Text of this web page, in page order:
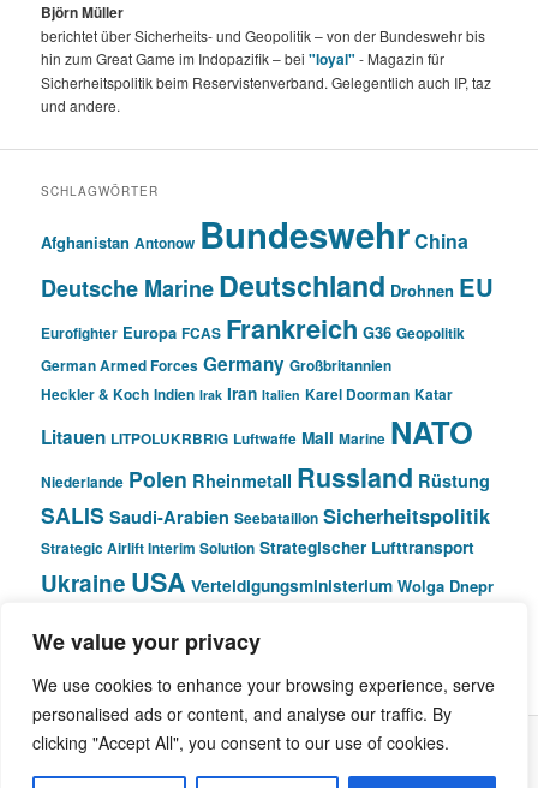
We value your privacy
We use cookies to enhance your browsing experience, serve
personalised ads or content, and analyse our traffic. By
clicking "Accept All", you consent to our use of cookies.
Björn Müller
berichtet über Sicherheits- und Geopolitik – von der Bundeswehr bis
hin zum Great Game im Indopazifik – bei"loyal" - Magazin für
Sicherheitspolitik beim Reservistenverband. Gelegentlich auch IP, taz
und andere.
SCHLAGWÖRTER
Afghanistan Antonow BundeswehrChina
Deutsche MarineDeutschland Drohnen EU
Eurofighter Europa FCAS Frankreich G36 Geopolitik
German Armed Forces Germany Großbritannien
Heckler & Koch Indien Irak Iran Italien Karel Doorman Katar
Litauen LITPOLUKRBRIG Luftwaffe Mali Marine NATO
Niederlande Polen Rheinmetall Russland Rüstung
SALIS Saudi-Arabien Seebataillon Sicherheitspolitik
Strategic Airlift Interim Solution Strategischer Lufttransport
Ukraine USA Verteidigungsministerium Wolga Dnepr
© Pivot Area